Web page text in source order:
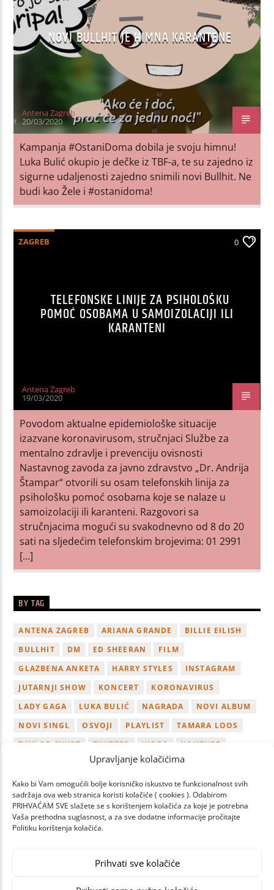
Upravljanje kolačićima
Kako bi Vam omogućili bolje korisničko iskustvo te funkcionalnost svih
sadržaja ova web stranica koristi kolačiće ( cookies ). Odabirom
PRIHVAĆAM SVE slažete se s korištenjem kolačića za koje je potrebna
Vaša prethodna suglasnost, a za sve dodatne informacije pročitajte
Politiku korištenja kolačića.
Prihvati sve kolačiće
NOVI BULLHIT JE HIMNA KARANTENE
Antena Zagreb
20/03/2020
Kampanja #OstaniDoma dobila je svoju himnu!
Luka Bulić okupio je dečke iz TBF-a, te su zajedno iz
sigurne udaljenosti zajedno snimili novi Bullhit. Ne
budi kao Žele i #ostanidoma!
ZAGREB 0
TELEFONSKE LINIJE ZA PSIHOLOŠKU
POMOĆ OSOBAMA U SAMOIZOLACIJI ILI
KARANTENI
Antena Zagreb
19/03/2020
Povodom aktualne epidemiološke situacije
izazvane koronavirusom, stručnjaci Službe za
mentalno zdravlje i prevenciju ovisnosti
Nastavnog zavoda za javno zdravstvo „Dr. Andrija
Štampar“ otvorili su osam telefonskih linija za
psihološku pomoć osobama koje se nalaze u
samoizolaciji ili karanteni. Razgovori sa
stručnjacima mogući su svakodnevno od 8 do 20
sati na sljedećim telefonskim brojevima: 01 2991
[…]
BY TAG
ANTENA ZAGREB ARIANA GRANDE
BILLIE EILISH
BULLHIT
DM ED SHEERAN
FILM
GLAZBENA ANKETA
HARRY STYLES
INSTAGRAM
JUTARNJI SHOW
KONCERT
KORONAVIRUS
LADY GAGA
LUKA BULIĆ NAGRADA
NOVI ALBUM
NOVI SINGL
OSVOJI PLAYLIST
TAMARA LOOS
TAYLOR SWIFT
TWITTER VIDEO
YOUTUBE